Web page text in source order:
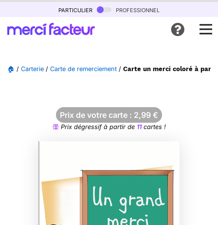
particulier professionnel
🏠 / Carterie / Carte de remerciement / Carte un merci coloré à
Prix de votre carte : 2,99 €
Prix dégressif à partir de 11cartes !